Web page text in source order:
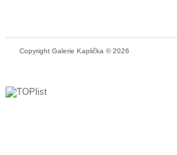
Copyright Galerie Kaplička © 2026